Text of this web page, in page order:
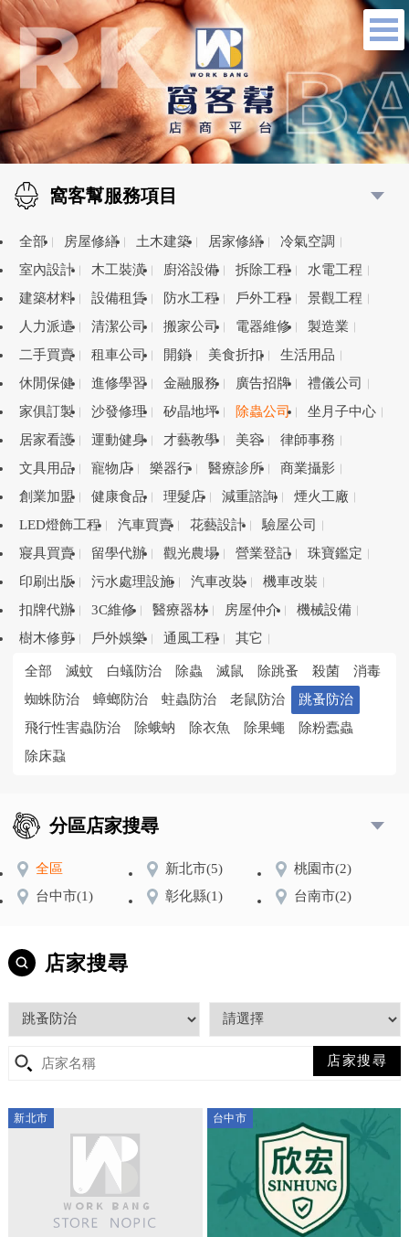
窩客幫服務項目
全部 房屋修繕 土木建築 居家修繕
冷氣空調
室內設計
木工裝潢 廚浴設備 拆除工程
水電工程
建築材料
設備租賃 防水工程 戶外工程
景觀工程
人力派遣
清潔公司 搬家公司 電器維修
製造業
二手買賣
租車公司 開鎖 美食折扣
生活用品
休閒保健
進修學習 金融服務 廣告招牌
禮儀公司
家俱訂製
沙發修理 矽晶地坪 除蟲公司
坐月子中心
居家看護
運動健身 才藝教學 美容
律師事務
文具用品
寵物店 樂器行 醫療診所
商業攝影
創業加盟
健康食品 理髮店 減重諮詢
煙火工廠
LED燈飾工程
汽車買賣 花藝設計
驗屋公司
寢具買賣
留學代辦 觀光農場 營業登記
珠寶鑑定
印刷出版
污水處理設施 汽車改裝
機車改裝
扣牌代辦
3C維修 醫療器材 房屋仲介
機械設備
樹木修剪
戶外娛樂 通風工程 其它
全部 滅蚊 白蟻防治 除蟲 滅鼠 除跳蚤 殺菌
消毒
蜘蛛防治
蟑螂防治 蛀蟲防治 老鼠防治
跳蚤防治
飛行性害蟲防治
除蛾蚋 除衣魚 除果蠅
除粉蠹蟲
除床蝨
分區店家搜尋
全區 新北市(5) 桃園市(2)
台中市(1) 彰化縣(1) 台南市(2)
店家搜尋
新北市 台中市